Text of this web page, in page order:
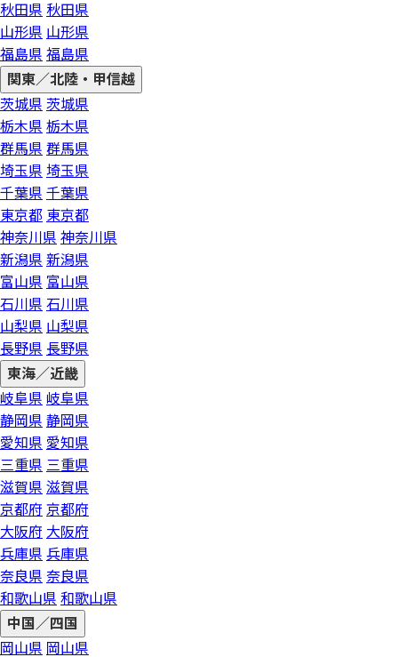
秋田県 秋田県
山形県 山形県
福島県 福島県
関東／北陸・甲信越
茨城県 茨城県
栃木県 栃木県
群馬県 群馬県
埼玉県 埼玉県
千葉県 千葉県
東京都 東京都
神奈川県 神奈川県
新潟県 新潟県
富山県 富山県
石川県 石川県
山梨県 山梨県
長野県 長野県
東海／近畿
岐阜県 岐阜県
静岡県 静岡県
愛知県 愛知県
三重県 三重県
滋賀県 滋賀県
京都府 京都府
大阪府 大阪府
兵庫県 兵庫県
奈良県 奈良県
和歌山県 和歌山県
中国／四国
岡山県 岡山県